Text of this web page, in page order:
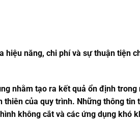
năng, chi phí và sự thuận tiện
nhằm tạo ra kết quả ổn định
của quy trình. Những thông
không cắt và các ứng dụng khó